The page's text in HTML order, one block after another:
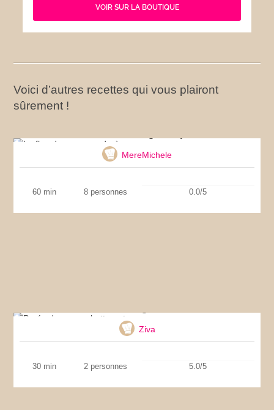
VOIR SUR LA BOUTIQUE
Voici d’autres recettes qui vous plairont
sûrement !
MereMichele
60 min 8 personnes 0.0/5
Ziva
30 min 2 personnes 5.0/5